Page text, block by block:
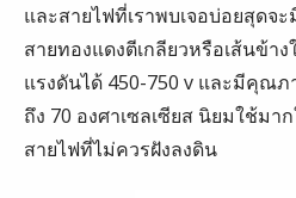
และสายไฟที่เราพบเจอบ่อยสุดจ
สายทองแดงตีเกลียวหรือเส้นข้า
แรงดันได้ 450-750 v และมีคุ
ถึง 70 องศาเซลเซียส นิยมใช้มา
สายไฟที่ไม่ควรฝังลงดิน